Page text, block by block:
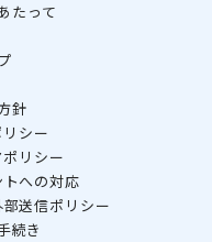
たって
針
シー
リシー
への対応
送信ポリシー
続き